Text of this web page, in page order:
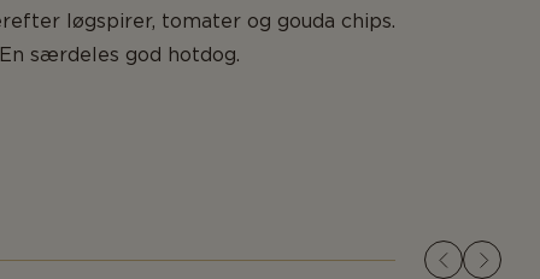
løgspirer, tomater og gouda chips.
særdeles god hotdog.